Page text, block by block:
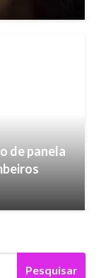
de panela
Pesquisar